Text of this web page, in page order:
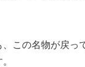
この名物が戻っ